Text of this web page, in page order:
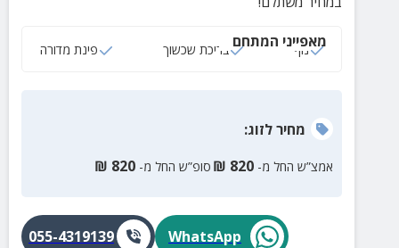
מאפייני המתחם
נוף בריכת שכשוך פינת מדורה
מחירלזוג:
אמצ”ש החל מ- 820
₪ סופ”ש החל מ- 820
₪
WhatsApp
055-4319139